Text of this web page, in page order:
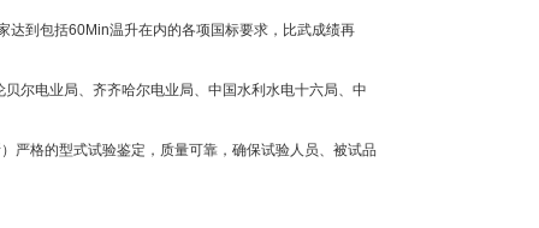
达到包括60Min温升在内的各项国标要求，比武成绩再
尔电业局、齐齐哈尔电业局、中国水利水电十六局、中
格的型式试验鉴定，质量可靠，确保试验人员、被试品